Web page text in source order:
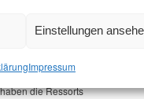
Einstellungen
Impressum
und einer
er zwar nicht, wie die
immer eine gute
die Ressorts